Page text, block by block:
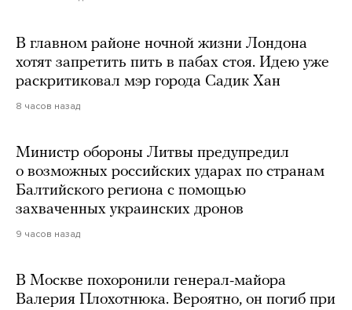
В главном районе ночной жизни Лондона
хотят запретить пить в пабах стоя. Идею уже
раскритиковал мэр города Садик Хан
8 часов назад
Министр обороны Литвы предупредил
о возможных российских ударах по странам
Балтийского региона с помощью
захваченных украинских дронов
9 часов назад
В Москве похоронили генерал-майора
Валерия Плохотнюка. Вероятно, он погиб при